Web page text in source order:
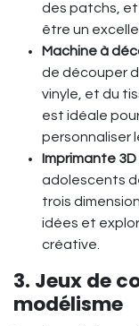
des patchs,
être un
Machine à
de découper
vinyle, et du
est idéale
personnaliser
Imprimante 3D
adolescents
trois
idées et
créative.
3. Jeux de
modélisme